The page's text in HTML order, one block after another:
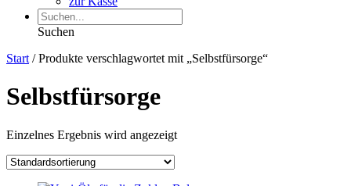
Suchen
Start / Produkte verschlagwortet mit „Selbstfürsorge“
Selbstfürsorge
Einzelnes Ergebnis wird angezeigt